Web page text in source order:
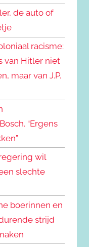
de auto of
racisme:
van Hitler niet
maar van J.P.
“Ergens
wil
slechte
boerinnen en
strijd